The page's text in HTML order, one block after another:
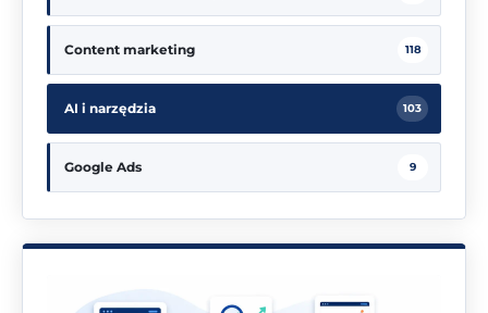
Content marketing 118
AI i narzędzia 103
Google Ads 9